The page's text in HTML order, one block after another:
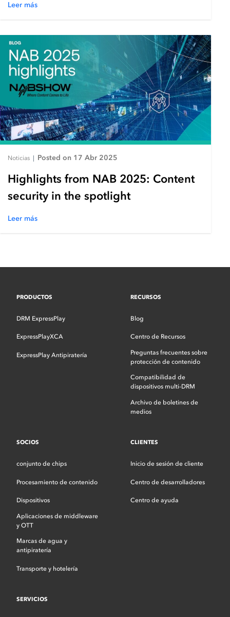
Leer más
Noticias | Posted on 17 Abr 2025
Highlights from NAB 2025: Content
security in the spotlight
Leer más
PRODUCTOS
DRM ExpressPlay
ExpressPlayXCA
ExpressPlay Antipiratería
RECURSOS
Blog
Centro de Recursos
Preguntas frecuentes sobre
protección de contenido
Compatibilidad de
dispositivos multi-DRM
Archivo de boletines de
medios
SOCIOS
conjunto de chips
Procesamiento de contenido
Dispositivos
Aplicaciones de middleware
y OTT
Marcas de agua y
antipiratería
Transporte y hotelería
CLIENTES
Inicio de sesión de cliente
Centro de desarrolladores
Centro de ayuda
SERVICIOS